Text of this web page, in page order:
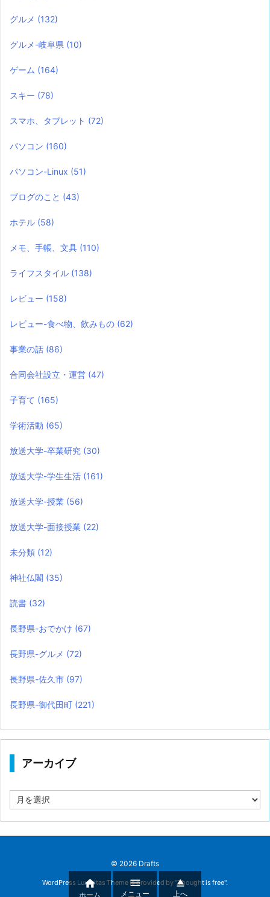
グルメ (132)
グルメ-岐阜県 (10)
ゲーム (164)
スキー (78)
スマホ、タブレット (72)
パソコン (160)
パソコン-Linux (51)
ブログのこと (43)
ホテル (58)
メモ、手帳、文具 (110)
ライフスタイル (138)
レビュー (158)
レビュー-食べ物、飲みもの (62)
事業の話 (86)
合同会社設立・運営 (47)
子育て (165)
学術活動 (65)
放送大学-卒業研究 (30)
放送大学-学生生活 (161)
放送大学-授業 (56)
放送大学-面接授業 (22)
未分類 (12)
神社仏閣 (35)
読書 (32)
長野県-おでかけ (67)
長野県-グルメ (72)
長野県-佐久市 (97)
長野県-御代田町 (221)
アーカイブ
ー
© 2026 Drafts
WordPress Luxeritas Theme is provided by "Thought is free".

ホーム

メニュー

上へ